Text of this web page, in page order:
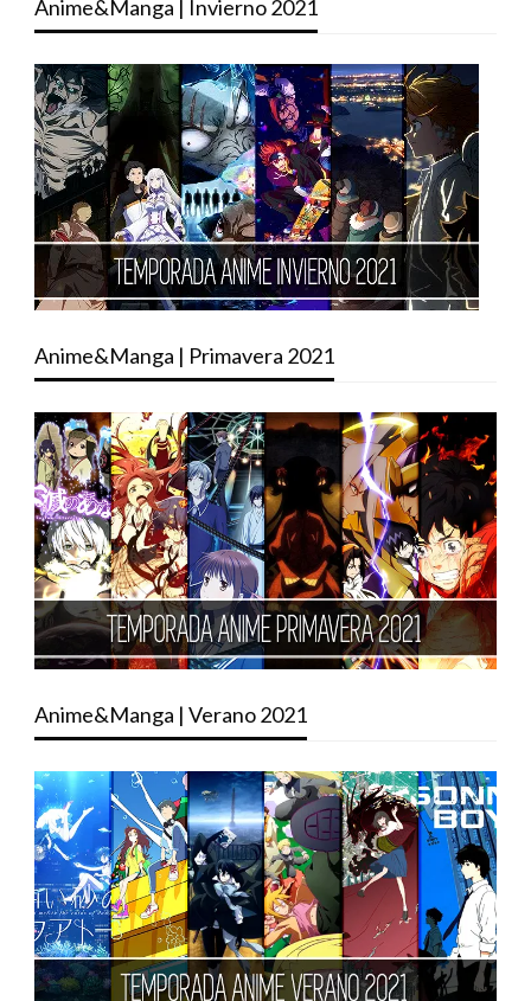
Anime&Manga | Invierno 2021
Anime&Manga | Primavera 2021
Anime&Manga | Verano 2021